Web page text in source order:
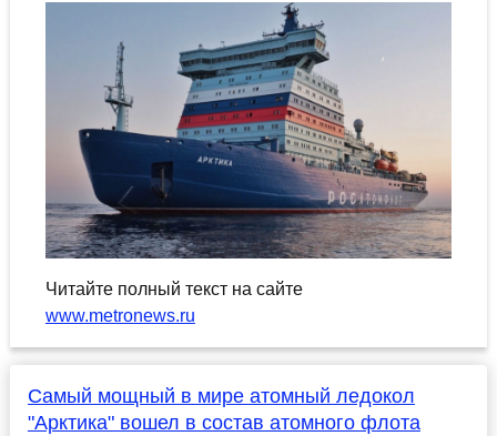
Читайте полный текст на сайте
www.metronews.ru
Самый мощный в мире атомный ледокол
"Арктика" вошел в состав атомного флота